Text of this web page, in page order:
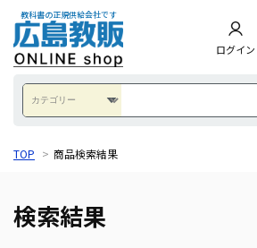
教科書の正規供給会社です
ログイン
TOP > 商品検索結果
検索結果